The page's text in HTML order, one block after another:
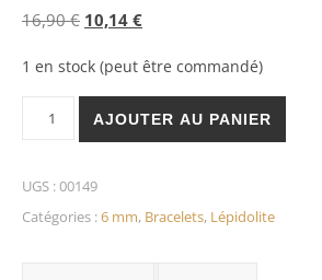
16,90€ Le prix initial était : 16,90 €.
10,14 €Le prix actuel est : 10,14
1 en stock (peut être commandé)
AJOUTER AU PANIER
UGS :00149
Catégories :6 mm, Bracelets, Lépidolite